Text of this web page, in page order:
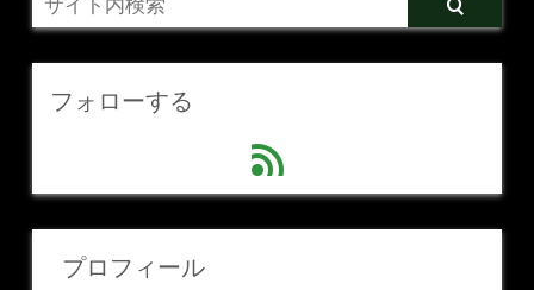
フォローする
feed
プロフィール